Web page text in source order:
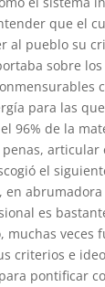
que el
al pueblo su
sobre
para las
96% de la
el
en
es
muchas
criterios e
pontificar